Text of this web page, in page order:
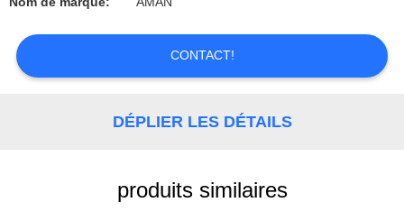
VISITE
DE
CONTACT!
DÉPLIER LES DÉTAILS
produits similaires